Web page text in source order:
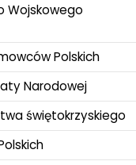
Wojskowego
Polskich
Narodowej
świętokrzyskiego